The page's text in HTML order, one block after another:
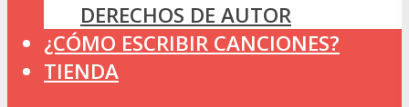
DERECHOS DE AUTOR
¿CÓMO ESCRIBIR CANCIONES?
TIENDA